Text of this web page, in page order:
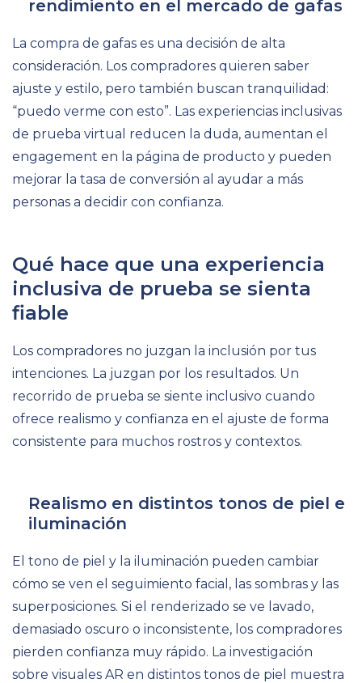
rendimiento en el mercado de gafas
La compra de gafas es una decisión de alta
consideración. Los compradores quieren saber
ajuste y estilo, pero también buscan tranquilidad:
“puedo verme con esto”. Las experiencias inclusivas
de prueba virtual reducen la duda, aumentan el
engagement en la página de producto y pueden
mejorar la tasa de conversión al ayudar a más
personas a decidir con confianza.
Qué hace que una experiencia
inclusiva de prueba se sienta
fiable
Los compradores no juzgan la inclusión por tus
intenciones. La juzgan por los resultados. Un
recorrido de prueba se siente inclusivo cuando
ofrece realismo y confianza en el ajuste de forma
consistente para muchos rostros y contextos.
Realismo en distintos tonos de piel e
iluminación
El tono de piel y la iluminación pueden cambiar
cómo se ven el seguimiento facial, las sombras y las
superposiciones. Si el renderizado se ve lavado,
demasiado oscuro o inconsistente, los compradores
pierden confianza muy rápido. La investigación
sobre visuales AR en distintos tonos de piel muestra